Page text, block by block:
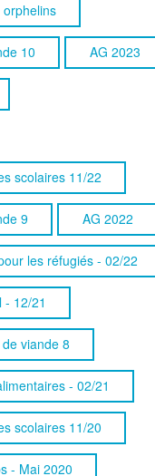
orphelins
10 AG 2023
scolaires 11/22
9 AG 2022
les réfugiés - 02/22
- 12/21
viande 8
- 02/21
scolaires 11/20
- Mai 2020